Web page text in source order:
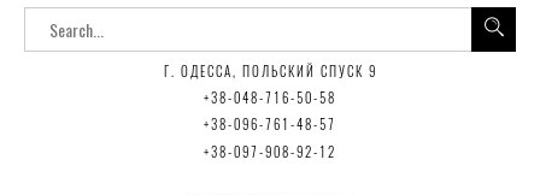
Г. ОДЕССА, ПОЛЬСКИЙ СПУСК 9
+38-048-716-50-58
+38-096-761-48-57
+38-097-908-92-12